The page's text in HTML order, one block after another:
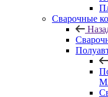
Сварочные